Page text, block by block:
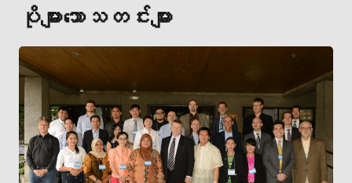
ပိုများသောသတင်းများ